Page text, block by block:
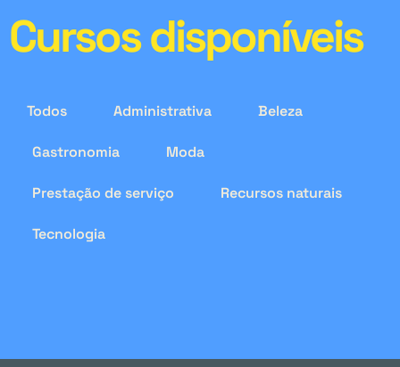
Cursos disponíveis
Todos Administrativa Beleza
Gastronomia Moda
Prestação de serviço Recursos naturais
Tecnologia